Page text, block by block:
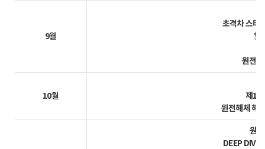
9월
초격차 스타
일
원전
10월
제12
원전해체 해
원
DEEP DIVE